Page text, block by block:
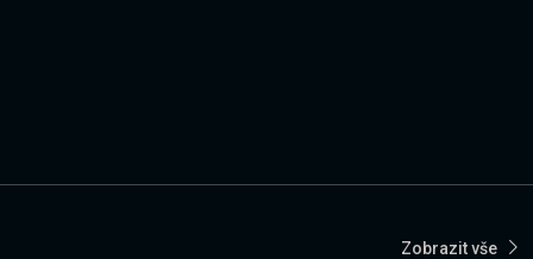
Zobrazit vše